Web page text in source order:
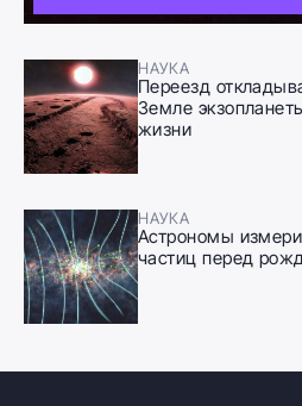
НАУКА
Переезд
Земле
жизни
НАУКА
Астрономы
частиц перед